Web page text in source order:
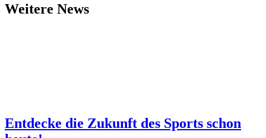
Weitere News
Entdecke die Zukunft des Sports schon